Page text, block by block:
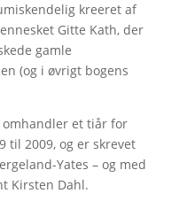
kreeret af
Gitte Kath, der
gamle
(og i øvrigt bogens
omhandler et tiår for
til 2009, og er skrevet
Yates – og med
Kirsten Dahl.